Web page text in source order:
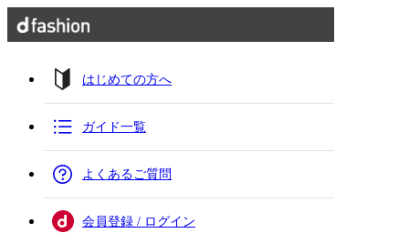
はじめての方へ
ガイド一覧
よくあるご質問
会員登録 / ログイン